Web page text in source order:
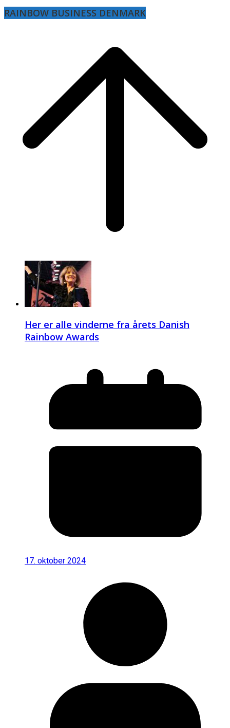
RAINBOW BUSINESS DENMARK
Her er alle vinderne fra årets Danish
Rainbow Awards
17. oktober 2024